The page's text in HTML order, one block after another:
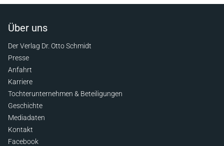
Über uns
Der Verlag Dr. Otto Schmidt
Presse
Anfahrt
Karriere
Tochterunternehmen & Beteiligungen
Geschichte
Mediadaten
Kontakt
Facebook